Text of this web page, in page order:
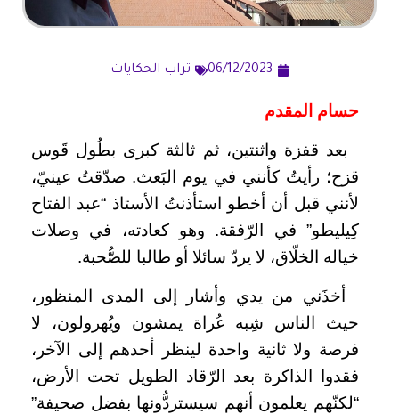
06/12/2023 تراب الحكايات
حسام المقدم
بعد قفزة واثنتين، ثم ثالثة كبرى بطُول قَوس
قزح؛ رأيتُ كأنني في يوم البَعث. صدّقتُ عينيّ،
لأنني قبل أن أخطو استأذنتُ الأستاذ “عبد الفتاح
كِيليطو” في الرّفقة. وهو كعادته، في وصلات
خياله الخلّاق، لا يردّ سائلا أو طالبا للصُّحبة.
أخذَني من يدي وأشار إلى المدى المنظور،
حيث الناس شِبه عُراة يمشون ويُهرولون، لا
فرصة ولا ثانية واحدة لينظر أحدهم إلى الآخر،
فقدوا الذاكرة بعد الرّقاد الطويل تحت الأرض،
“لكنّهم يعلمون أنهم سيستردُّونها بفضل صحيفة”